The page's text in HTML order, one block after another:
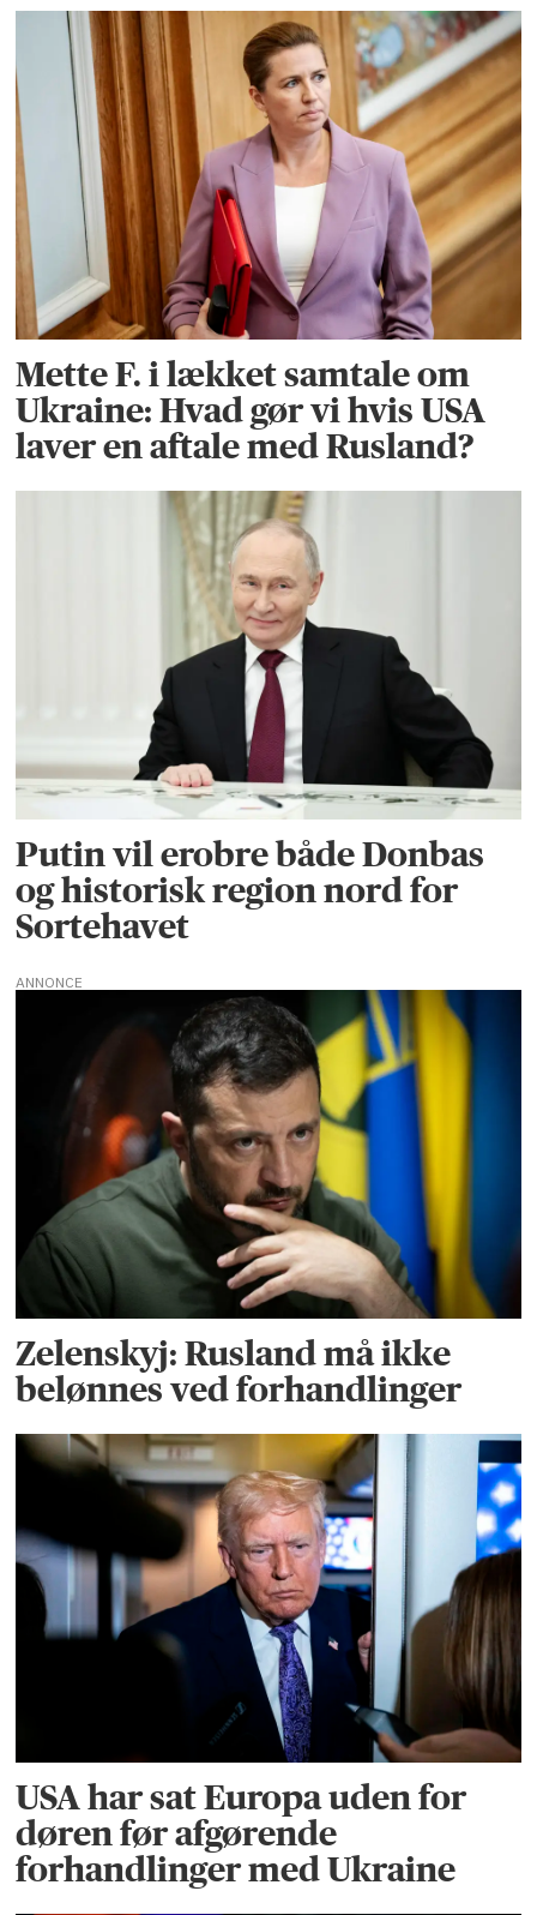
Mette F. i lækket samtale om
Ukraine: Hvad gør vi hvis USA
laver en aftale med Rusland?
Putin vil erobre både Donbas
og historisk region nord for
Sortehavet
ANNONCE
Zelenskyj: Rusland må ikke
belønnes ved forhandlinger
USA har sat Europa uden for
døren før afgørende
forhandlinger med Ukraine